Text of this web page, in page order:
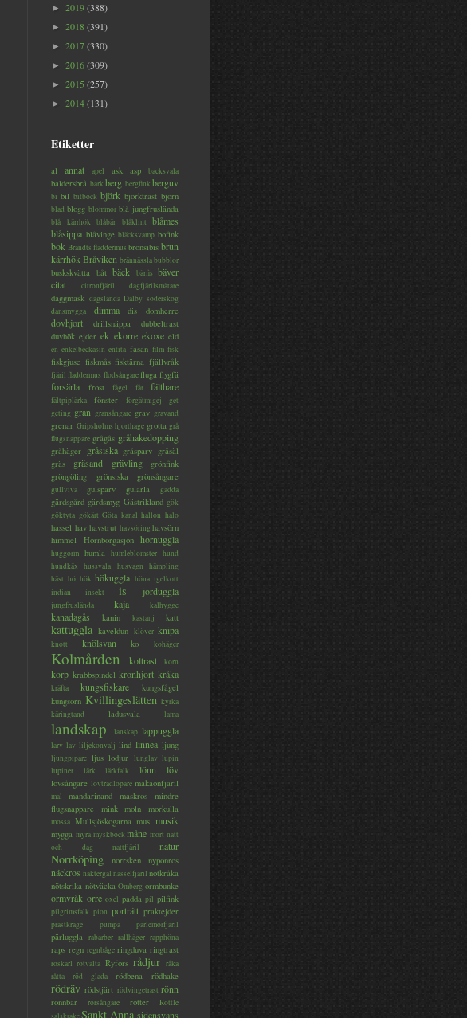
► 2019(388)
► 2018 (391)
► 2017(330)
► 2016(309)
► 2015 (257)
► 2014(131)
Etiketter
al annat apel ask asp backsvala
baldersbrå barkberg bergfinkberguv
bi bil bitbock björk björktrast björn
blad blogg blommor blå jungfruslända
blå kärrhök blåbär blåklint
blåmes
blåsippa blåvinge bläcksvamp bofink
bok Brandts fladdermus bronsibis brun
kärrhökBråviken brännässlabubblor
buskskvätta båt bäck bärfis bäver
citat
citronfjäril dagfjärilsmätare
daggmask dagslända Dalby söderskog
dansmygga
dimma dis domherre
dovhjort drillsnäppa
dubbeltrast
duvhök ejder ek ekorre ekoxe eld
en enkelbeckasin entita fasan film fisk
fiskgjuse fiskmås fisktärna fjällvråk
fjäril fladdermus flodsångarefluga flygfä
forsärla frost fågel får fälthare
fältpiplärka fönster förgätmigej
get
geting gran gransångare grav gravand
grenar Gripsholms hjorthage grotta grå
flugsnappare grågås gråhakedopping
gråhäger gråsiska gråsparv gråsäl
gräs
gräsand grävling
grönfink
gröngöling
grönsiska grönsångare
gullviva gulsparv gulärla gädda
gärdsgård gärdsmyg Gästrikland gök
göktyta gökärt Göta kanal hallon halo
hassel hav havstrut havsöring havsörn
himmel
Hornborgasjön hornuggla
huggorm humla humleblomster hund
hundkäx
hussvala husvagn
hämpling
häst hö hök hökuggla höna igelkott
indian
insekt is jorduggla
jungfruslända kaja kalhygge
kanadagås kanin kastanj katt
kattuggla kaveldun klöver knipa
knott knölsvan ko kohäger
Kolmården koltrast korn
korp krabbspindel kronhjort kråka
kräfta kungsfiskare
kungsfågel
kungsörn Kvillingeslätten kyrka
käringtand
ladusvala lama
landskap lanskap lappuggla
larv lav liljekonvalj lind linnea ljung
ljungpipare ljus lodjur lunglav lupin
lupiner
lärk lärkfalk lönn löv
lövsångare lövträdlöpare makaonfjäril
mal mandarinand maskros
mindre
flugsnappare
mink moln morkulla
mossa Mullsjöskogarna mus musik
mygga myra myskbock måne mört natt
och dag
nattfjäril natur
Norrköping norrsken nyponros
näckros näktergal nässelfjäril nötkråka
nötskrika nötväcka Omberg ormbunke
ormvråk orre oxel padda pil pilfink
pilgrimsfalk pion porträtt praktejder
prästkrage pumpa pärlemorfjäril
pärluggla rabarber rallhäger rapphöna
raps regn regnbåge ringduva ringtrast
roskarl rotvälta Ryfors rådjur råka
råtta
röd glada rödbena rödhake
rödräv rödstjärt rödvingetrast rönn
rönnbär rörsångare rötter
Röttle
Sankt Anna sidensvans